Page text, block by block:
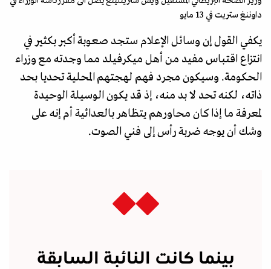
داوننغ ستريت في 13 مايو
يكفي القول إن وسائل الإعلام ستجد صعوبة أكبر بكثير في
انتزاع اقتباس مفيد من أهل ميكرفيلد مما وجدته مع وزراء
الحكومة. وسيكون مجرد فهم لهجتهم المحلية تحديا بحد
ذاته، لكنه تحد لا بد منه، إذ قد يكون الوسيلة الوحيدة
لمعرفة ما إذا كان محاورهم يتظاهر بالعدائية أم إنه على
وشك أن يوجه ضربة رأس إلى فني الصوت.
بينما كانت النائبة السابقة